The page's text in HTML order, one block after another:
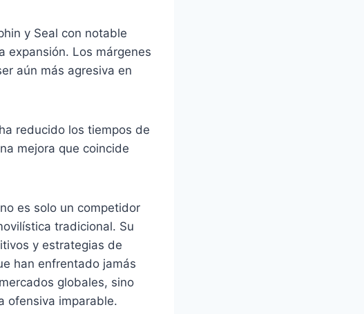
y Seal con notable
expansión. Los márgenes
aún más agresiva en
reducido los tiempos de
mejora que coincide
es solo un competidor
tradicional. Su
y estrategias de
han enfrentado jamás
globales, sino
ofensiva imparable.